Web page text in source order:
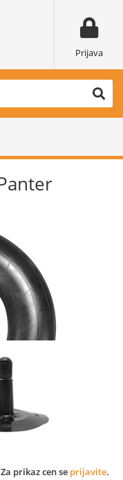
Prijava
Za prikaz cen se prijavite.